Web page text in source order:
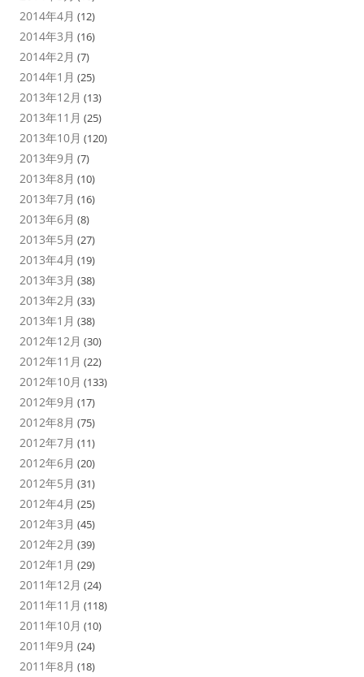
2014年4月 (12)
2014年3月 (16)
2014年2月 (7)
2014年1月 (25)
2013年12月 (13)
2013年11月 (25)
2013年10月 (120)
2013年9月 (7)
2013年8月 (10)
2013年7月 (16)
2013年6月 (8)
2013年5月 (27)
2013年4月 (19)
2013年3月 (38)
2013年2月 (33)
2013年1月 (38)
2012年12月 (30)
2012年11月 (22)
2012年10月 (133)
2012年9月 (17)
2012年8月 (75)
2012年7月 (11)
2012年6月 (20)
2012年5月 (31)
2012年4月 (25)
2012年3月 (45)
2012年2月 (39)
2012年1月 (29)
2011年12月 (24)
2011年11月 (118)
2011年10月 (10)
2011年9月 (24)
2011年8月 (18)